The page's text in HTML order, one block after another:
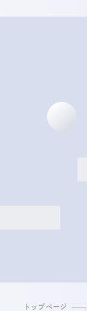
トップページ